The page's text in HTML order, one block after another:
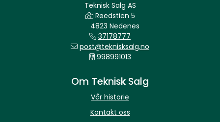
Teknisk Salg AS
Røedstien 5
4823 Nedenes
37178777
post@teknisksalg.no
998991013
Om Teknisk Salg
Vår historie
Kontakt oss